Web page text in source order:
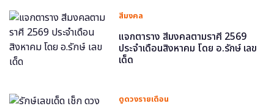
สีมงคล
แจกตาราง สีมงคลตามราศี 2569
ประจำเดือนสิงหาคม โดย อ.รักษ์ เลข
เด็ด
ดูดวงรายเดือน